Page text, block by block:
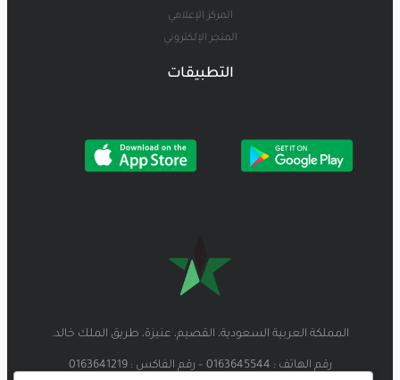
المركز الإعلامي
المتجر الإلكتروني
التطبيقات
المملكة العربية السعودية، القصيم، عنيزة، طريق الملك خالد.
رقم الهاتف : 0163645544 – رقم الفاكس : 0163641219